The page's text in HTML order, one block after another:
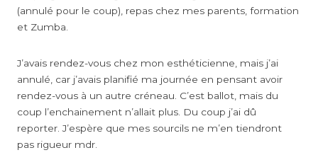
(annulé pour le coup), repas chez mes parents, formation
et Zumba.
J’avais rendez-vous chez mon esthéticienne, mais j’ai
annulé, car j’avais planifié ma journée en pensant avoir
rendez-vous à un autre créneau. C’est ballot, mais du
coup l’enchainement n’allait plus. Du coup j’ai dû
reporter. J’espère que mes sourcils ne m’en tiendront
pas rigueur mdr.